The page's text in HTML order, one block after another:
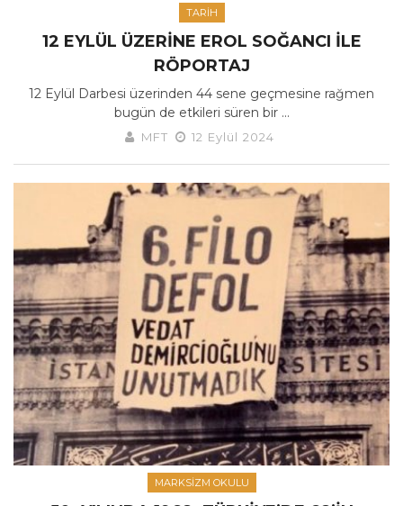
TARIH
12 EYLÜL ÜZERINE EROL SOĞANCI ILE
RÖPORTAJ
12 Eylül Darbesi üzerinden 44 sene geçmesine rağmen
bugün de etkileri süren bir ...
MFT 12 Eylül 2024
MARKSIZM OKULU